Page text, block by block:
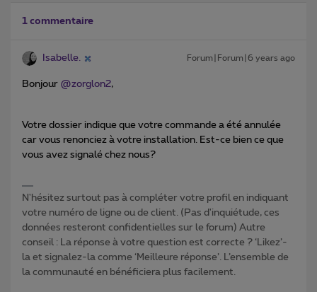
1 commentaire
Isabelle. Forum|Forum|6 years ago
Bonjour @zorglon2,
Votre dossier indique que votre commande a été annulée
car vous renonciez à votre installation. Est-ce bien ce que
vous avez signalé chez nous?
N'hésitez surtout pas à compléter votre profil en indiquant
votre numéro de ligne ou de client. (Pas d'inquiétude, ces
données resteront confidentielles sur le forum) Autre
conseil : La réponse à votre question est correcte ? ‘Likez’-
la et signalez-la comme ‘Meilleure réponse’. L’ensemble de
la communauté en bénéficiera plus facilement.